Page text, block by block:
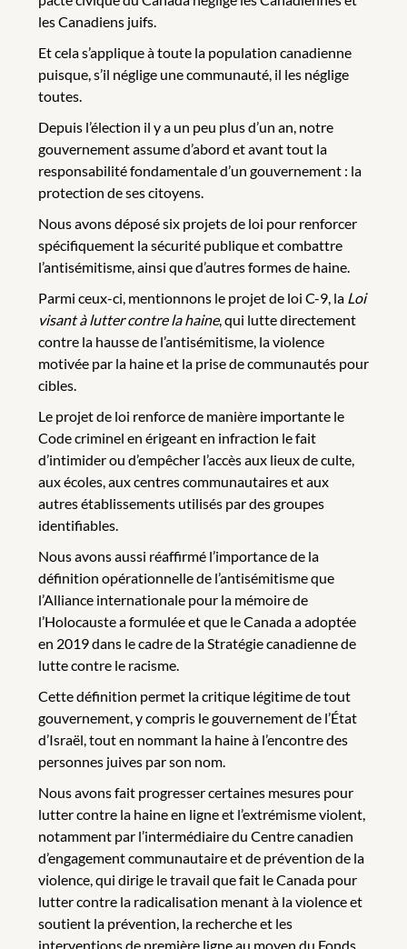
les Canadiens juifs.
Et cela s’applique à toute la population canadienne
puisque, s’il néglige une communauté, il les néglige
toutes.
Depuis l’élection il y a un peu plus d’un an, notre
gouvernement assume d’abord et avant tout la
responsabilité fondamentale d’un gouvernement : la
protection de ses citoyens.
Nous avons déposé six projets de loi pour renforcer
spécifiquement la sécurité publique et combattre
l’antisémitisme, ainsi que d’autres formes de haine.
Parmi ceux-ci, mentionnons le projet de loi C-9, la Loi
visant à lutter contre la haine, qui lutte directement
contre la hausse de l’antisémitisme, la violence
motivée par la haine et la prise de communautés pour
cibles.
Le projet de loi renforce de manière importante le
Code criminel en érigeant en infraction le fait
d’intimider ou d’empêcher l’accès aux lieux de culte,
aux écoles, aux centres communautaires et aux
autres établissements utilisés par des groupes
identifiables.
Nous avons aussi réaffirmé l’importance de la
définition opérationnelle de l’antisémitisme que
l’Alliance internationale pour la mémoire de
l’Holocauste a formulée et que le Canada a adoptée
en 2019 dans le cadre de la Stratégie canadienne de
lutte contre le racisme.
Cette définition permet la critique légitime de tout
gouvernement, y compris le gouvernement de l’État
d’Israël, tout en nommant la haine à l’encontre des
personnes juives par son nom.
Nous avons fait progresser certaines mesures pour
lutter contre la haine en ligne et l’extrémisme violent,
notamment par l’intermédiaire du Centre canadien
d’engagement communautaire et de prévention de la
violence, qui dirige le travail que fait le Canada pour
lutter contre la radicalisation menant à la violence et
soutient la prévention, la recherche et les
interventions de première ligne au moyen du Fonds